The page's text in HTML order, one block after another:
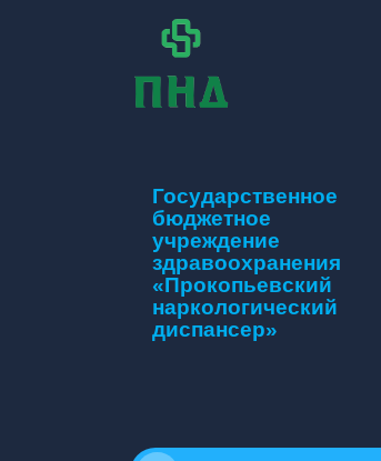
Государственное
бюджетное
учреждение
здравоохранения
«Прокопьевский
наркологический
диспансер»